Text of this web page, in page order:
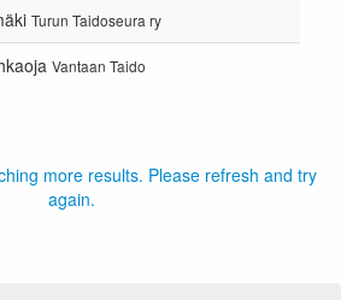
Turun Taidoseura ry
Vantaan Taido
more results. Please refresh and try
again.